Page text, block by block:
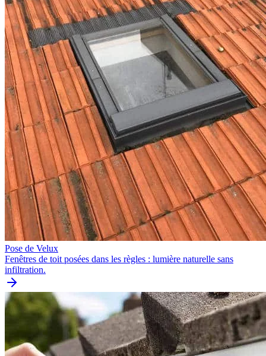
Pose de Velux
Fenêtres de toit posées dans les règles : lumière naturelle sans
infiltration.